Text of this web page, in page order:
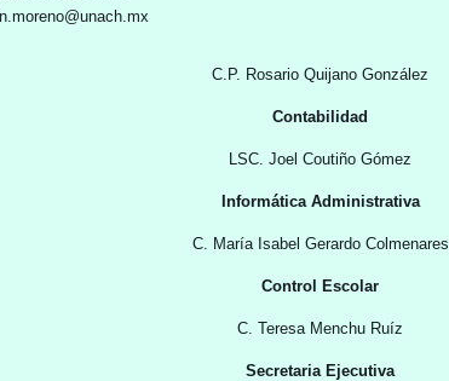
C.P. Rosario Quijano González
Contabilidad
LSC. Joel Coutiño Gómez
Informática Administrativa
C. María Isabel Gerardo Colmenares
Control Escolar
C. Teresa Menchu Ruíz
Secretaria Ejecutiva